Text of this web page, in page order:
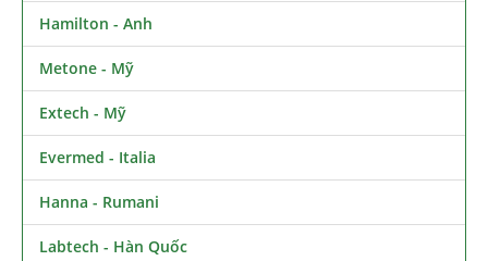
Hamilton - Anh
Metone - Mỹ
Extech - Mỹ
Evermed - Italia
Hanna - Rumani
Labtech - Hàn Quốc